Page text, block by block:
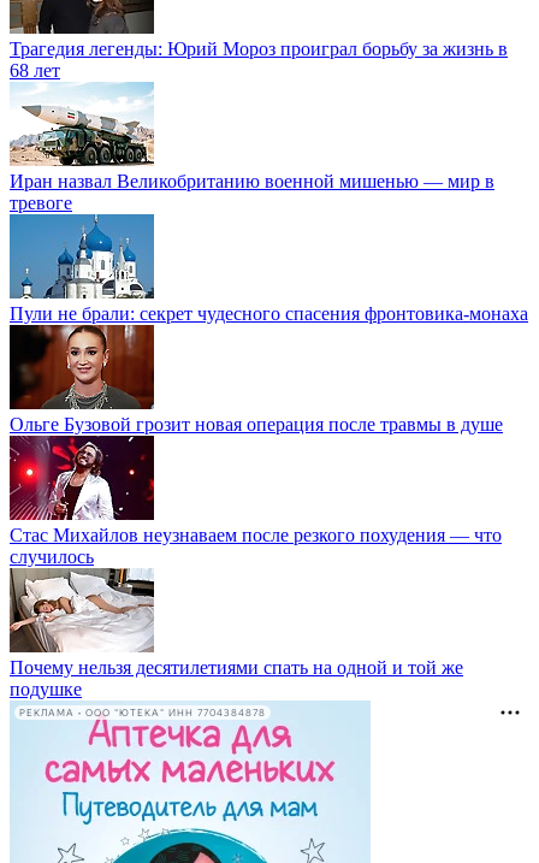
Трагедия легенды: Юрий Мороз проиграл борьбу за жизнь в
68 лет
Иран назвал Великобританию военной мишенью — мир в
тревоге
Пули не брали: секрет чудесного спасения фронтовика-монаха
Ольге Бузовой грозит новая операция после травмы в душе
Стас Михайлов неузнаваем после резкого похудения — что
случилось
Почему нельзя десятилетиями спать на одной и той же
подушке
РЕКЛАМА • ООО "ЮТЕКА" ИНН 7704384878